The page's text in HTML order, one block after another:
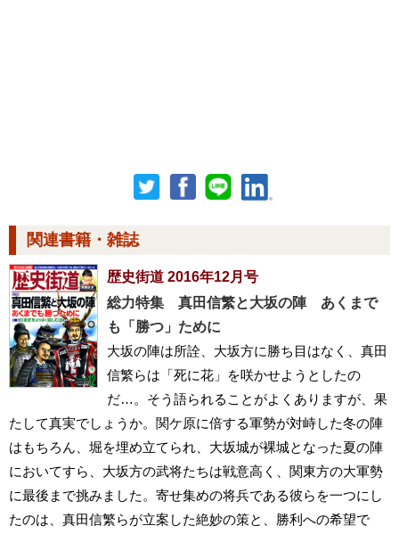
関連書籍・雑誌
歴史街道 2016年12月号
総力特集 真田信繁と大坂の陣 あくまで
も「勝つ」ために
大坂の陣は所詮、大坂方に勝ち目はなく、真田
信繁らは「死に花」を咲かせようとしたの
だ…。そう語られることがよくありますが、果
たして真実でしょうか。関ケ原に倍する軍勢が対峙した冬の陣
はもちろん、堀を埋め立てられ、大坂城が裸城となった夏の陣
においてすら、大坂方の武将たちは戦意高く、関東方の大軍勢
に最後まで挑みました。寄せ集めの将兵である彼らを一つにし
たのは、真田信繁らが立案した絶妙の策と、勝利への希望で